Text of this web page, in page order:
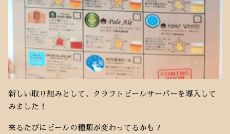
新しい取り組みとして、クラフトビールサーバーを導入して
みました！
来るたびにビールの種類が変わってるかも？